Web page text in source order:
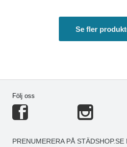
Se fler
Följ oss
PRENUMERERA PÅ